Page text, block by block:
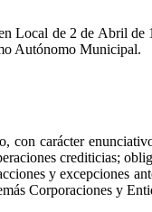
Local de 2 de Abril
Autónomo Municipal.
carácter
crediticias;
y excepciones
Corporaciones y